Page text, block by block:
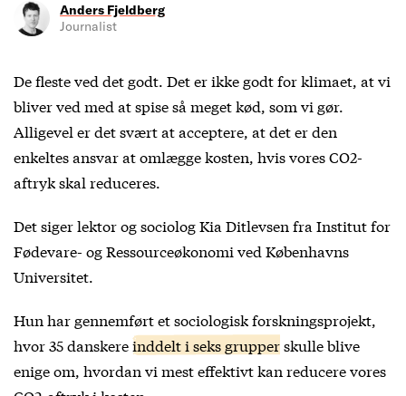
Anders Fjeldberg
Journalist
De fleste ved det godt. Det er ikke godt for klimaet, at vi
bliver ved med at spise så meget kød, som vi gør.
Alligevel er det svært at acceptere, at det er den
enkeltes ansvar at omlægge kosten, hvis vores CO2-
aftryk skal reduceres.
Det siger lektor og sociolog Kia Ditlevsen fra Institut for
Fødevare- og Ressourceøkonomi ved Københavns
Universitet.
Hun har gennemført et sociologisk forskningsprojekt,
hvor 35 danskereinddelt i seks grupperskulle blive
enige om, hvordan vi mest effektivt kan reducere vores